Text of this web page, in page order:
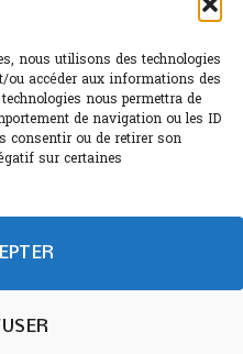
nous utilisons des technologies
ou accéder aux informations des
nous permettra de
de navigation ou les ID
consentir ou de retirer son
sur certaines
pour la santé.
Editions - SARL de Presse -
etRGPD